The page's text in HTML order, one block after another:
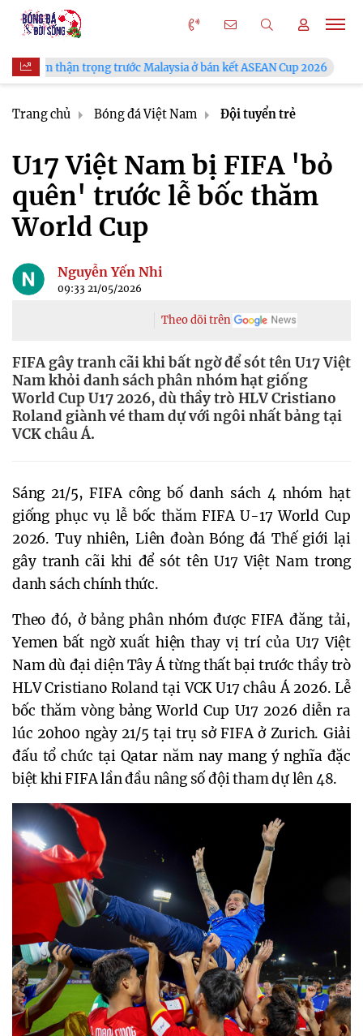
trước Malaysia ở bán kết ASEAN Cup 2026 VFF công bố
Trang chủ Bóng đá Việt Nam Đội tuyển trẻ
U17 Việt Nam bị FIFA 'bỏ
quên' trước lễ bốc thăm
World Cup
Nguyễn Yến Nhi
09:33 21/05/2026
Theo dõi trên
FIFA gây tranh cãi khi bất ngờ để sót tên U17 Việt
Nam khỏi danh sách phân nhóm hạt giống
World Cup U17 2026, dù thầy trò HLV Cristiano
Roland giành vé tham dự với ngôi nhất bảng tại
VCK châu Á.
Sáng 21/5, FIFA công bố danh sách 4 nhóm hạt
giống phục vụ lễ bốc thăm FIFA U-17 World Cup
2026. Tuy nhiên, Liên đoàn Bóng đá Thế giới lại
gây tranh cãi khi để sót tên U17 Việt Nam trong
danh sách chính thức.
Theo đó, ở bảng phân nhóm được FIFA đăng tải,
Yemen bất ngờ xuất hiện thay vị trí của U17 Việt
Nam dù đại diện Tây Á từng thất bại trước thầy trò
HLV Cristiano Roland tại VCK U17 châu Á 2026. Lễ
bốc thăm vòng bảng World Cup U17 2026 diễn ra
lúc 20h00 ngày 21/5 tại trụ sở FIFA ở Zurich. Giải
đấu tổ chức tại Qatar năm nay mang ý nghĩa đặc
biệt khi FIFA lần đầu nâng số đội tham dự lên 48.